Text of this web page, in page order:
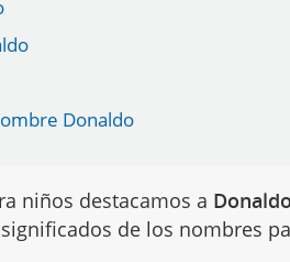
Donaldo
niños destacamos a Donaldo
de los nombres